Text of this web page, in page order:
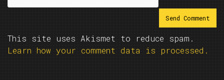
This site uses Akismet to reduce spam.
Learn how your comment data is processed.